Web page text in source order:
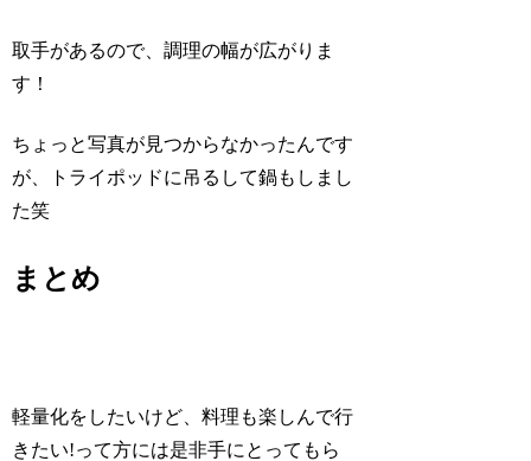
取手があるので、調理の幅が広がりま
す！
ちょっと写真が見つからなかったんです
が、トライポッドに吊るして鍋もしまし
た笑
まとめ
軽量化をしたいけど、料理も楽しんで行
きたい!って方には是非手にとってもら